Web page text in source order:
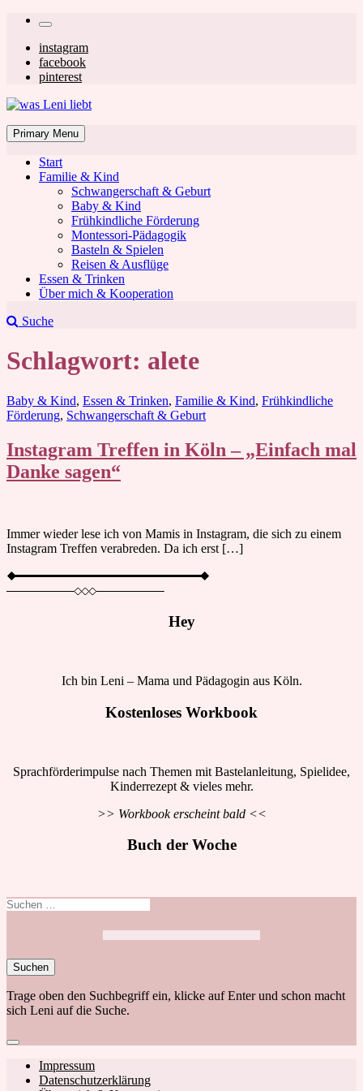
Skip
content
Secondary
left
navigation
Secondary
right
navigation
instagram
facebook
pinterest
was Leni liebt
Mom & Lifestyle Blog
Primary Menu
Start
Familie & Kind
Schwangerschaft & Geburt
Baby & Kind
Frühkindliche Förderung
Montessori-Pädagogik
Basteln & Spielen
Reisen & Ausflüge
Essen & Trinken
Über mich & Kooperation
Suche
Schlagwort: alete
Blog
Baby & Kind, Essen & Trinken, Familie & Kind, Frühkindliche
Förderung, Schwangerschaft & Geburt
Instagram Treffen in Köln – „Einfach mal
Danke sagen“
Immer wieder lese ich von Mamis in Instagram, die sich zu einem
Instagram Treffen verabreden. Da ich erst […]
Hey
Ich bin Leni – Mama und Pädagogin aus Köln.
Kostenloses Workbook
Sprachförderimpulse nach Themen mit Bastelanleitung, Spielidee,
Kinderrezept & vieles mehr.
>> Workbook erscheint bald <<
Buch der Woche
Suchen
Trage oben den Suchbegriff ein, klicke auf Enter und schon macht
sich Leni auf die Suche.
Close
search
FooterImpressum
Datenschutzerklärung